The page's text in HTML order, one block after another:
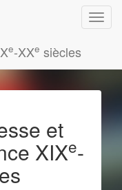
e-XXe siècles
et
XIXe-